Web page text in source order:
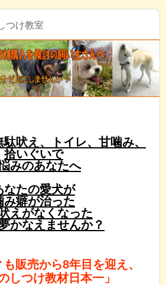
つけ教室
吠え、トイレ、甘噛み、
拾いぐいで
みのあなたへ
なたの愛犬が
み癖が治った
えがなくなった
かなえませんか？
販売から8年目を迎え、
しつけ教材日本一」